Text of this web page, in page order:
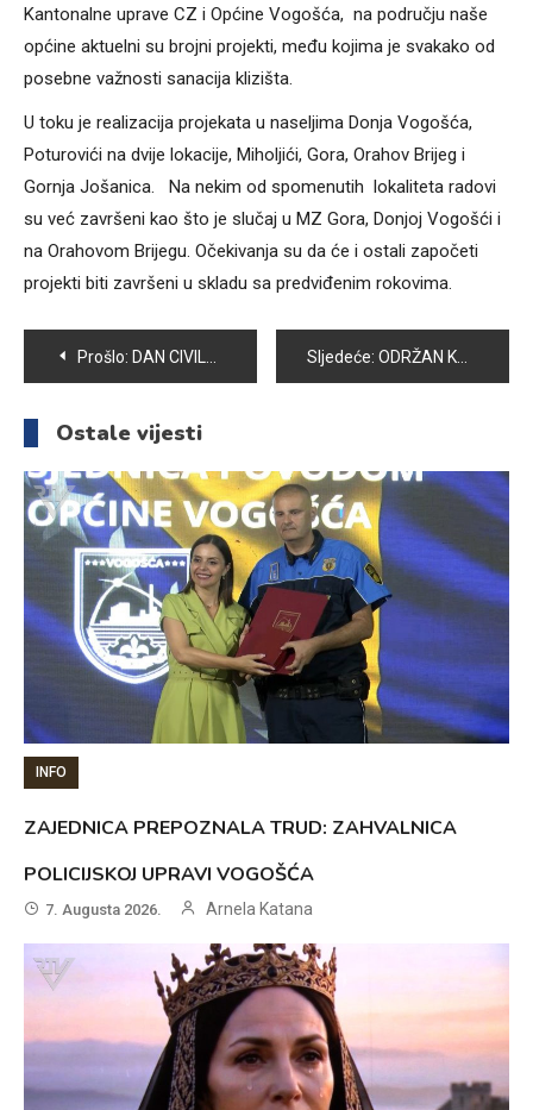
Kantonalne uprave CZ i Općine Vogošća, na području naše
općine aktuelni su brojni projekti, među kojima je svakako od
posebne važnosti sanacija klizišta.
U toku je realizacija projekata u naseljima Donja Vogošća,
Poturovići na dvije lokacije, Miholjići, Gora, Orahov Brijeg i
Gornja Jošanica. Na nekim od spomenutih lokaliteta radovi
su već završeni kao što je slučaj u MZ Gora, Donjoj Vogošći i
na Orahovom Brijegu. Očekivanja su da će i ostali započeti
projekti biti završeni u skladu sa predviđenim rokovima.
Navigacija
članaka
Prošlo: DAN CIVILNIH ŽRTAVA RATA OPĆINE VOGOŠĆA: JOŠ JEDNO TUŽNO PODSJEĆANJE NA ZLOČIN Sljedeće: ODRŽAN KUP VOGOŠĆE U ULOVU RIBE UDICOM NA PLOVAK
Ostale vijesti
INFO
ZAJEDNICA PREPOZNALA TRUD: ZAHVALNICA
POLICIJSKOJ UPRAVI VOGOŠĆA
7. Augusta 2026. Arnela Katana